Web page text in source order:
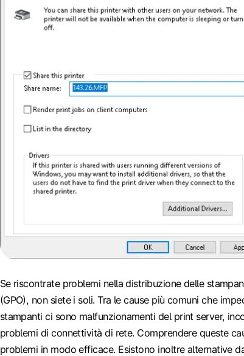
Se riscontrate problemi nella distribuzione delle
(GPO), non siete i soli. Tra le cause più comuni che
stampanti ci sono malfunzionamenti del print server,
problemi di connettività di rete. Comprendere queste
problemi in modo efficace. Esistono inoltre alternative